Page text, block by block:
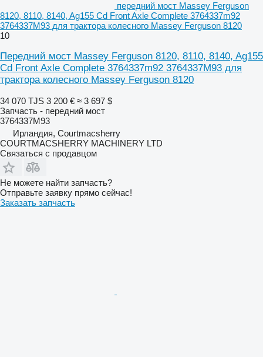
передний мост Massey Ferguson
8120, 8110, 8140, Ag155 Cd Front Axle Complete 3764337m92
3764337M93 для трактора колесного Massey Ferguson 8120
10
Передний мост Massey Ferguson 8120, 8110, 8140, Ag155
Cd Front Axle Complete 3764337m92 3764337M93 для
трактора колесного Massey Ferguson 8120
34 070 TJS 3 200 € ≈ 3 697 $
Запчасть - передний мост
3764337M93
Ирландия, Courtmacsherry
COURTMACSHERRY MACHINERY LTD
Связаться с продавцом
Не можете найти запчасть?
Отправьте заявку прямо сейчас!
Заказать запчасть